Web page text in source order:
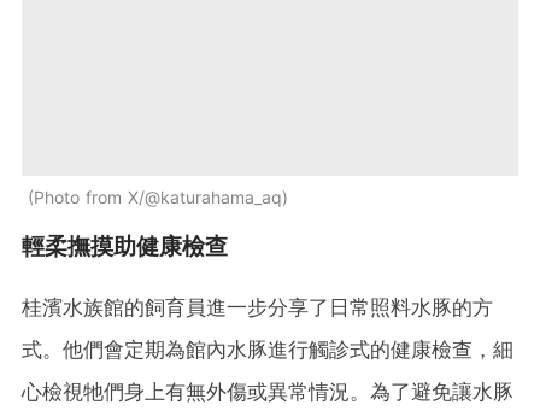
Photo from X/@katurahama_aq
輕柔撫摸助健康檢查
桂濱水族館的飼育員進一步分享了日常照料水豚的方
式。他們會定期為館內水豚進行觸診式的健康檢查，細
心檢視牠們身上有無外傷或異常情況。為了避免讓水豚